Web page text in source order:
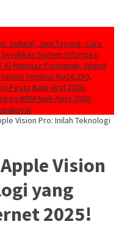
Jadwal, Jam Tayang, Cara
Serahkan Sistem Informasi
Mumtaz Pontianak, Wujud
Tembus Rp16.250,
Pesta Babi Viral 2026,
BBM Naik April 2026:
Vision Pro: Inilah Teknologi
Vision
yang
2025!